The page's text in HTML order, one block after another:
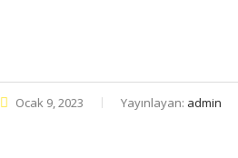
Ocak 9, 2023 Yayınlayan: admin